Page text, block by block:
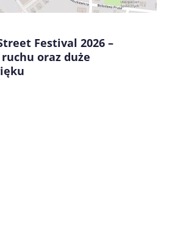
Festival 2026 –
oraz duże